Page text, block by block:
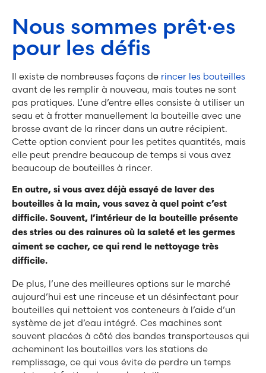
Nous sommes prêt·es
pour les défis
Il existe de nombreuses façons de rincer les bouteilles
avant de les remplir à nouveau, mais toutes ne sont
pas pratiques. L’une d’entre elles consiste à utiliser un
seau et à frotter manuellement la bouteille avec une
brosse avant de la rincer dans un autre récipient.
Cette option convient pour les petites quantités, mais
elle peut prendre beaucoup de temps si vous avez
beaucoup de bouteilles à rincer.
En outre, si vous avez déjà essayé de laver des
bouteilles à la main, vous savez à quel point c’est
difficile. Souvent, l’intérieur de la bouteille présente
des stries ou des rainures où la saleté et les germes
aiment se cacher, ce qui rend le nettoyage très
difficile.
De plus, l’une des meilleures options sur le marché
aujourd’hui est une rinceuse et un désinfectant pour
bouteilles qui nettoient vos conteneurs à l’aide d’un
système de jet d’eau intégré. Ces machines sont
souvent placées à côté des bandes transporteuses qui
acheminent les bouteilles vers les stations de
remplissage, ce qui vous évite de perdre un temps